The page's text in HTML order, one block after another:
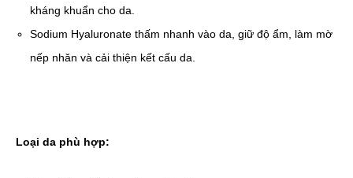
kháng khuẩn cho da.
Sodium Hyaluronate thấm nhanh vào da, giữ độ ẩm, làm mờ
nếp nhăn và cải thiện kết cấu da.
Loại da phù hợp: